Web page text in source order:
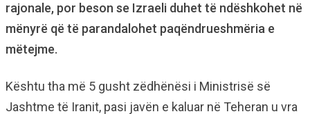
rajonale, por beson se Izraeli duhet të ndëshkohet në
mënyrë që të parandalohet paqëndrueshmëria e
mëtejme.
Kështu tha më 5 gusht zëdhënësi i Ministrisë së
Jashtme të Iranit, pasi javën e kaluar në Teheran u vra